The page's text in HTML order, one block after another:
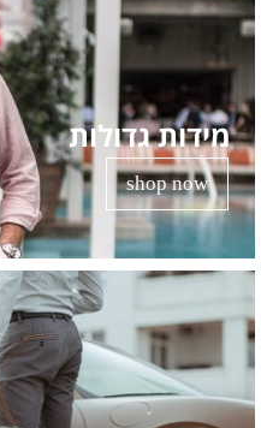
מידות גדולות
shop now